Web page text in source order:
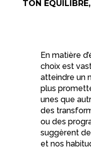
TON
En matière
choix est
atteindre un
plus
unes que
des
ou des
suggèrent
et nos